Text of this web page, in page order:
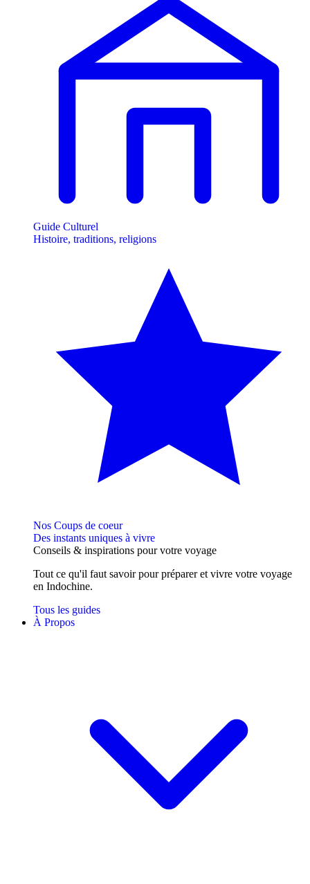
Guide Culturel
Histoire, traditions, religions
Nos Coups de coeur
Des instants uniques à vivre
Conseils & inspirations pour votre voyage
Tout ce qu'il faut savoir pour préparer et vivre votre voyage
en Indochine.
Tous les guides
À Propos